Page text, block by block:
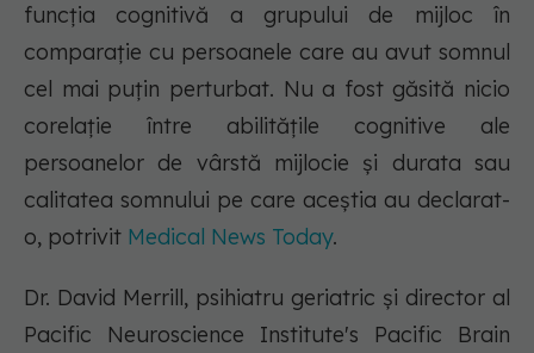
funcția cognitivă a grupului de mijloc în
comparație cu persoanele care au avut somnul
cel mai puțin perturbat. Nu a fost găsită nicio
corelație între abilitățile cognitive ale
persoanelor de vârstă mijlocie și durata sau
calitatea somnului pe care aceștia au declarat-
o, potrivit Medical News Today.
Dr. David Merrill, psihiatru geriatric și director al
Pacific Neuroscience Institute's Pacific Brain